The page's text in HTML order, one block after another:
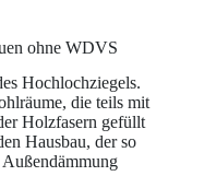
ohne WDVS
Hochlochziegels.
die teils mit
Holzfasern gefüllt
Hausbau, der so
Außendämmung